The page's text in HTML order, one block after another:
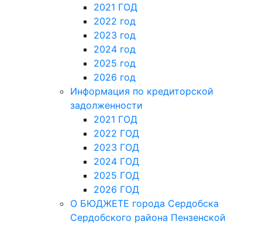
2021 ГОД
2022 год
2023 год
2024 год
2025 год
2026 год
Информация по кредиторской
задолженности
2021 ГОД
2022 ГОД
2023 ГОД
2024 ГОД
2025 ГОД
2026 ГОД
О БЮДЖЕТЕ города Сердобска
Сердобского района Пензенской